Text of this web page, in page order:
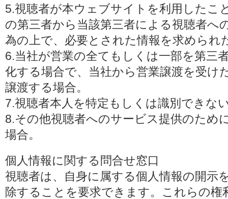
5.視聴者が本ウェブサイトを利用したこ
の第三者から当該第三者による視聴者へ
為の上で、必要とされた情報を求められ
6.当社が営業の全てもしくは一部を第三
化する場合で、当社から営業譲渡を受け
譲渡する場合。
7.視聴者本人を特定もしくは識別できな
8.その他視聴者へのサービス提供のため
場合。
個人情報に関する問合せ窓口
視聴者は、自身に属する個人情報の開示
除することを要求できます。これらの権